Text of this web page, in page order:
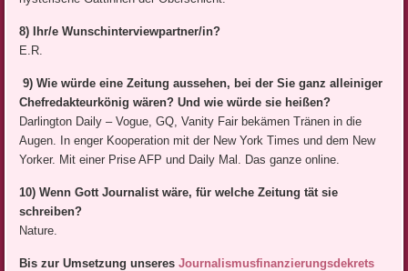
8) Ihr/e Wunschinterviewpartner/in?
E.R.
9) Wie würde eine Zeitung aussehen, bei der Sie ganz alleiniger
Chefredakteurkönig wären? Und wie würde sie heißen?
Darlington Daily – Vogue, GQ, Vanity Fair bekämen Tränen in die
Augen. In enger Kooperation mit der New York Times und dem New
Yorker. Mit einer Prise AFP und Daily Mal. Das ganze online.
10) Wenn Gott Journalist wäre, für welche Zeitung tät sie
schreiben?
Nature.
Bis zur Umsetzung unseresJournalismusfinanzierungsdekrets